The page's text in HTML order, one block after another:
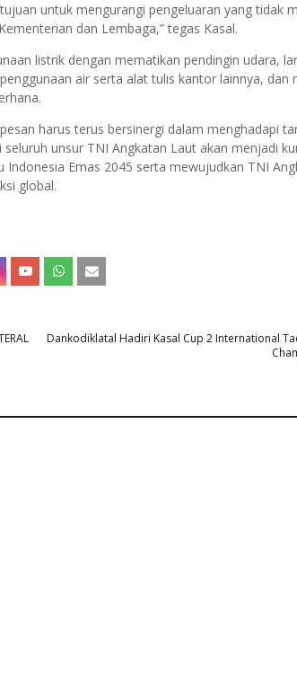
untuk mengurangi pengeluaran yang tidak
dan Lembaga,” tegas Kasal.
listrik dengan mematikan pendingin udara,
air serta alat tulis kantor lainnya, dan
harus terus bersinergi dalam menghadapi
unsur TNI Angkatan Laut akan menjadi
Emas 2045 serta mewujudkan TNI
global.
Dankodiklatal Hadiri Kasal Cup 2 International